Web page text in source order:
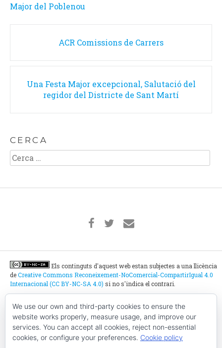
Major del Poblenou
navigationACR Comissions de Carrers
Una Festa Major excepcional, Salutació del
regidor del Districte de Sant Martí
CERCA
Cerca:
Els continguts d'aquest web estan subjectes a una llicència
deCreative Commons Reconeixement-NoComercial-CompartirIgual 4.0
Internacional (CC BY-NC-SA 4.0) si no s'indica el contrari.
Ho belluguen tot plegats:
We use our own and third-party cookies to ensure the
website works properly, measure usage, and improve our
services. You can accept all cookies, reject non-essential
cookies, or configure your preferences. Cookie policy